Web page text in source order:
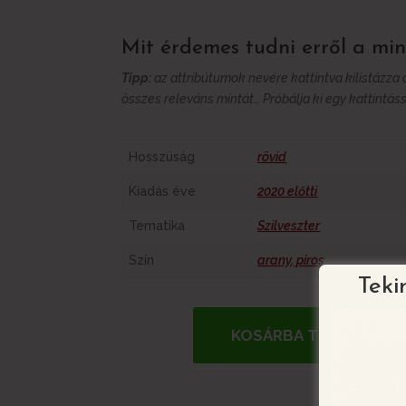
Mit érdemes tudni erről a
Tipp: az attribútumok nevére kattintva kilistázza
összes releváns mintát… Próbálja ki egy
Hosszúság rövid
Kiadás éve 2020 előtti
Tematika Szilveszter
Szín arany,piros
KOSÁRBA TESZEM